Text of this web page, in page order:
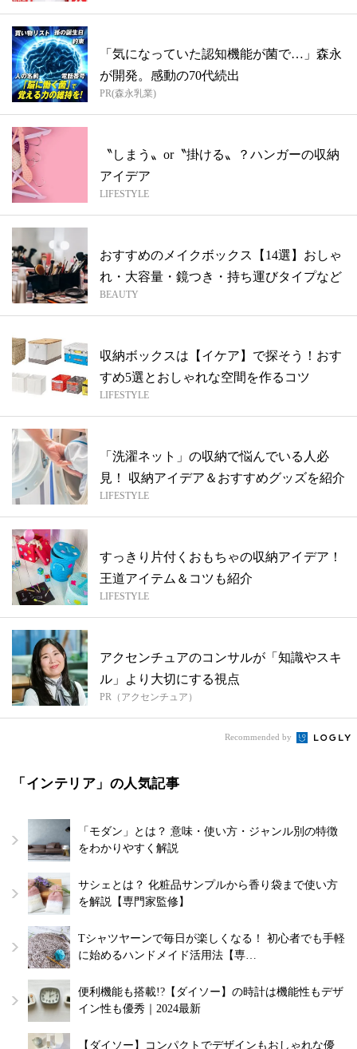
「気になっていた認知機能が菌で…」森永
が開発。感動の70代続出
PR(森永乳業)
〝しまう〟or〝掛ける〟？ハンガーの収納
アイデア
LIFESTYLE
おすすめのメイクボックス【14選】おしゃ
れ・大容量・鏡つき・持ち運びタイプなど
BEAUTY
収納ボックスは【イケア】で探そう！おす
すめ5選とおしゃれな空間を作るコツ
LIFESTYLE
「洗濯ネット」の収納で悩んでいる人必
見！ 収納アイデア＆おすすめグッズを紹介
LIFESTYLE
すっきり片付くおもちゃの収納アイデア！
王道アイテム＆コツも紹介
LIFESTYLE
アクセンチュアのコンサルが「知識やスキ
ル」より大切にする視点
PR（アクセンチュア）
Recommended by
「インテリア」の人気記事
「モダン」とは？ 意味・使い方・ジャンル別の特徴
をわかりやすく解説
サシェとは？ 化粧品サンプルから香り袋まで使い方
を解説【専門家監修】
Tシャツヤーンで毎日が楽しくなる！ 初心者でも手軽
に始めるハンドメイド活用法【専…
便利機能も搭載!?【ダイソー】の時計は機能性もデザ
イン性も優秀｜2024最新
【ダイソー】コンパクトでデザインもおしゃれな優